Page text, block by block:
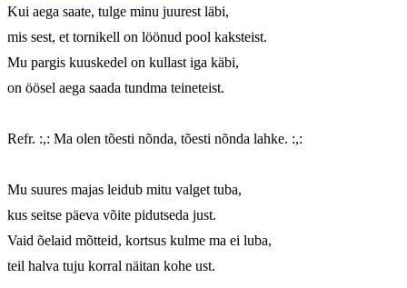
Kui aega saate, tulge minu juurest läbi,
mis sest, et tornikell on löönud pool kaksteist.
Mu pargis kuuskedel on kullast iga käbi,
on öösel aega saada tundma teineteist.
Refr. :,: Ma olen tõesti nõnda, tõesti nõnda lahke. :,:
Mu suures majas leidub mitu valget tuba,
kus seitse päeva võite pidutseda just.
Vaid õelaid mõtteid, kortsus kulme ma ei luba,
teil halva tuju korral näitan kohe ust.